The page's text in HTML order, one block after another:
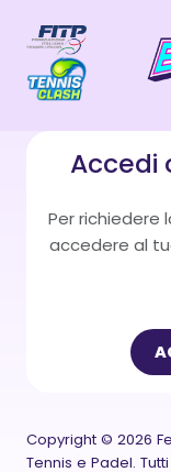
Accedi
Per richiedere
accedere al
Copyright © 2026
Tennis e Padel.